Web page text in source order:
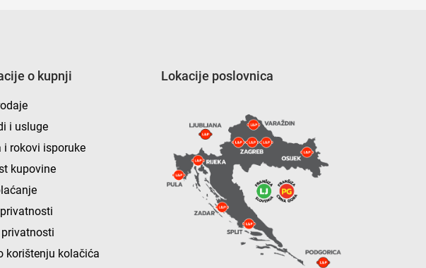
o kupnji
i usluge
i rokovi isporuke
kupovine
korištenju kolačića
Lokacije poslovnica